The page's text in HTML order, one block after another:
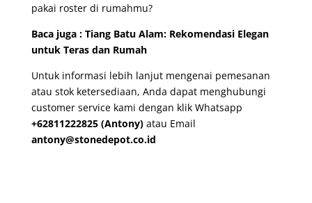
pakai roster di rumahmu?
Baca juga : Tiang Batu Alam: Rekomendasi Elegan
untuk Teras dan Rumah
Untuk informasi lebih lanjut mengenai pemesanan
atau stok ketersediaan, Anda dapat menghubungi
customer service kami dengan klik Whatsapp
+62811222825 (Antony) atau Email
antony@stonedepot.co.id